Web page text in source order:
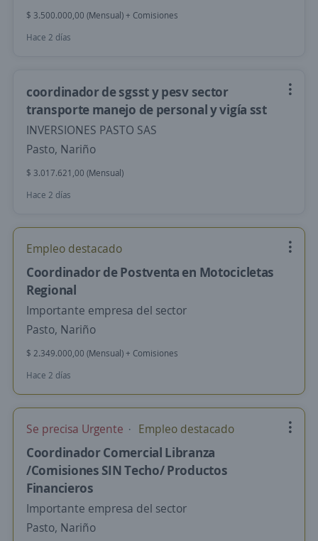
$ 3.500.000,00 (Mensual) + Comisiones
Hace 2 días
coordinador de sgsst y pesv sector
transporte manejo de personal y vigía sst
INVERSIONES PASTO SAS
Pasto, Nariño
$ 3.017.621,00 (Mensual)
Hace 2 días
Empleo destacado
Coordinador de Postventa en Motocicletas
Regional
Importante empresa del sector
Pasto, Nariño
$ 2.349.000,00 (Mensual) + Comisiones
Hace 2 días
Se precisa Urgente Empleo destacado
Coordinador Comercial Libranza
/Comisiones SIN Techo/ Productos
Financieros
Importante empresa del sector
Pasto, Nariño